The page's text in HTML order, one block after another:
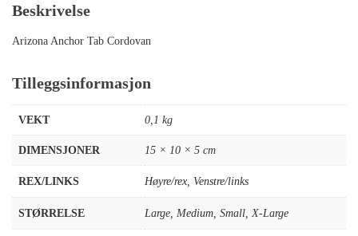
Beskrivelse
Arizona Anchor Tab Cordovan
Tilleggsinformasjon
VEKT 0,1 kg
DIMENSJONER 15 × 10 × 5 cm
REX/LINKS Høyre/rex Venstre/links
STØRRELSE Large Medium Small X-Large